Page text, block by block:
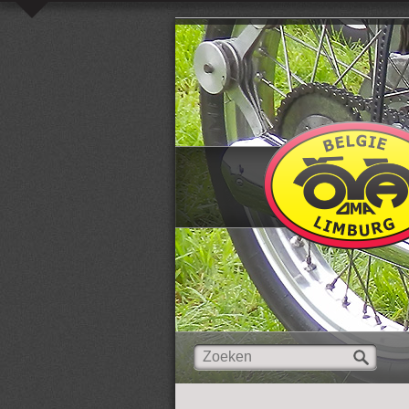
Overslaan en naar de inhoud gaan
Zoekveld
Zoeken